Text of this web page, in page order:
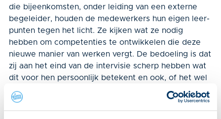
die bijeenkomsten, onder leiding van een externe
begeleider, houden de medewerkers hun eigen leer­
punten tegen het licht. Ze kijken wat ze nodig
hebben om competenties te ont­wikkelen die deze
nieuwe manier van werken vergt. De bedoeling is dat
zij aan het eind van de intervisie scherp hebben wat
dit voor hen persoonlijk betekent en ook, of het wel
bij ze past.”